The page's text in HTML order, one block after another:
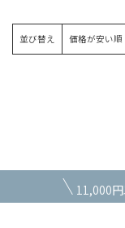
並び替え 価格が安い順
11,000